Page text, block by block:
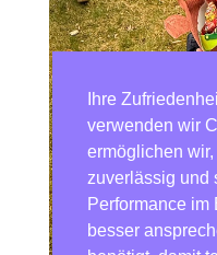
Ihre
verwenden wir
ermöglichen
zuverlässig und
Performance
besser